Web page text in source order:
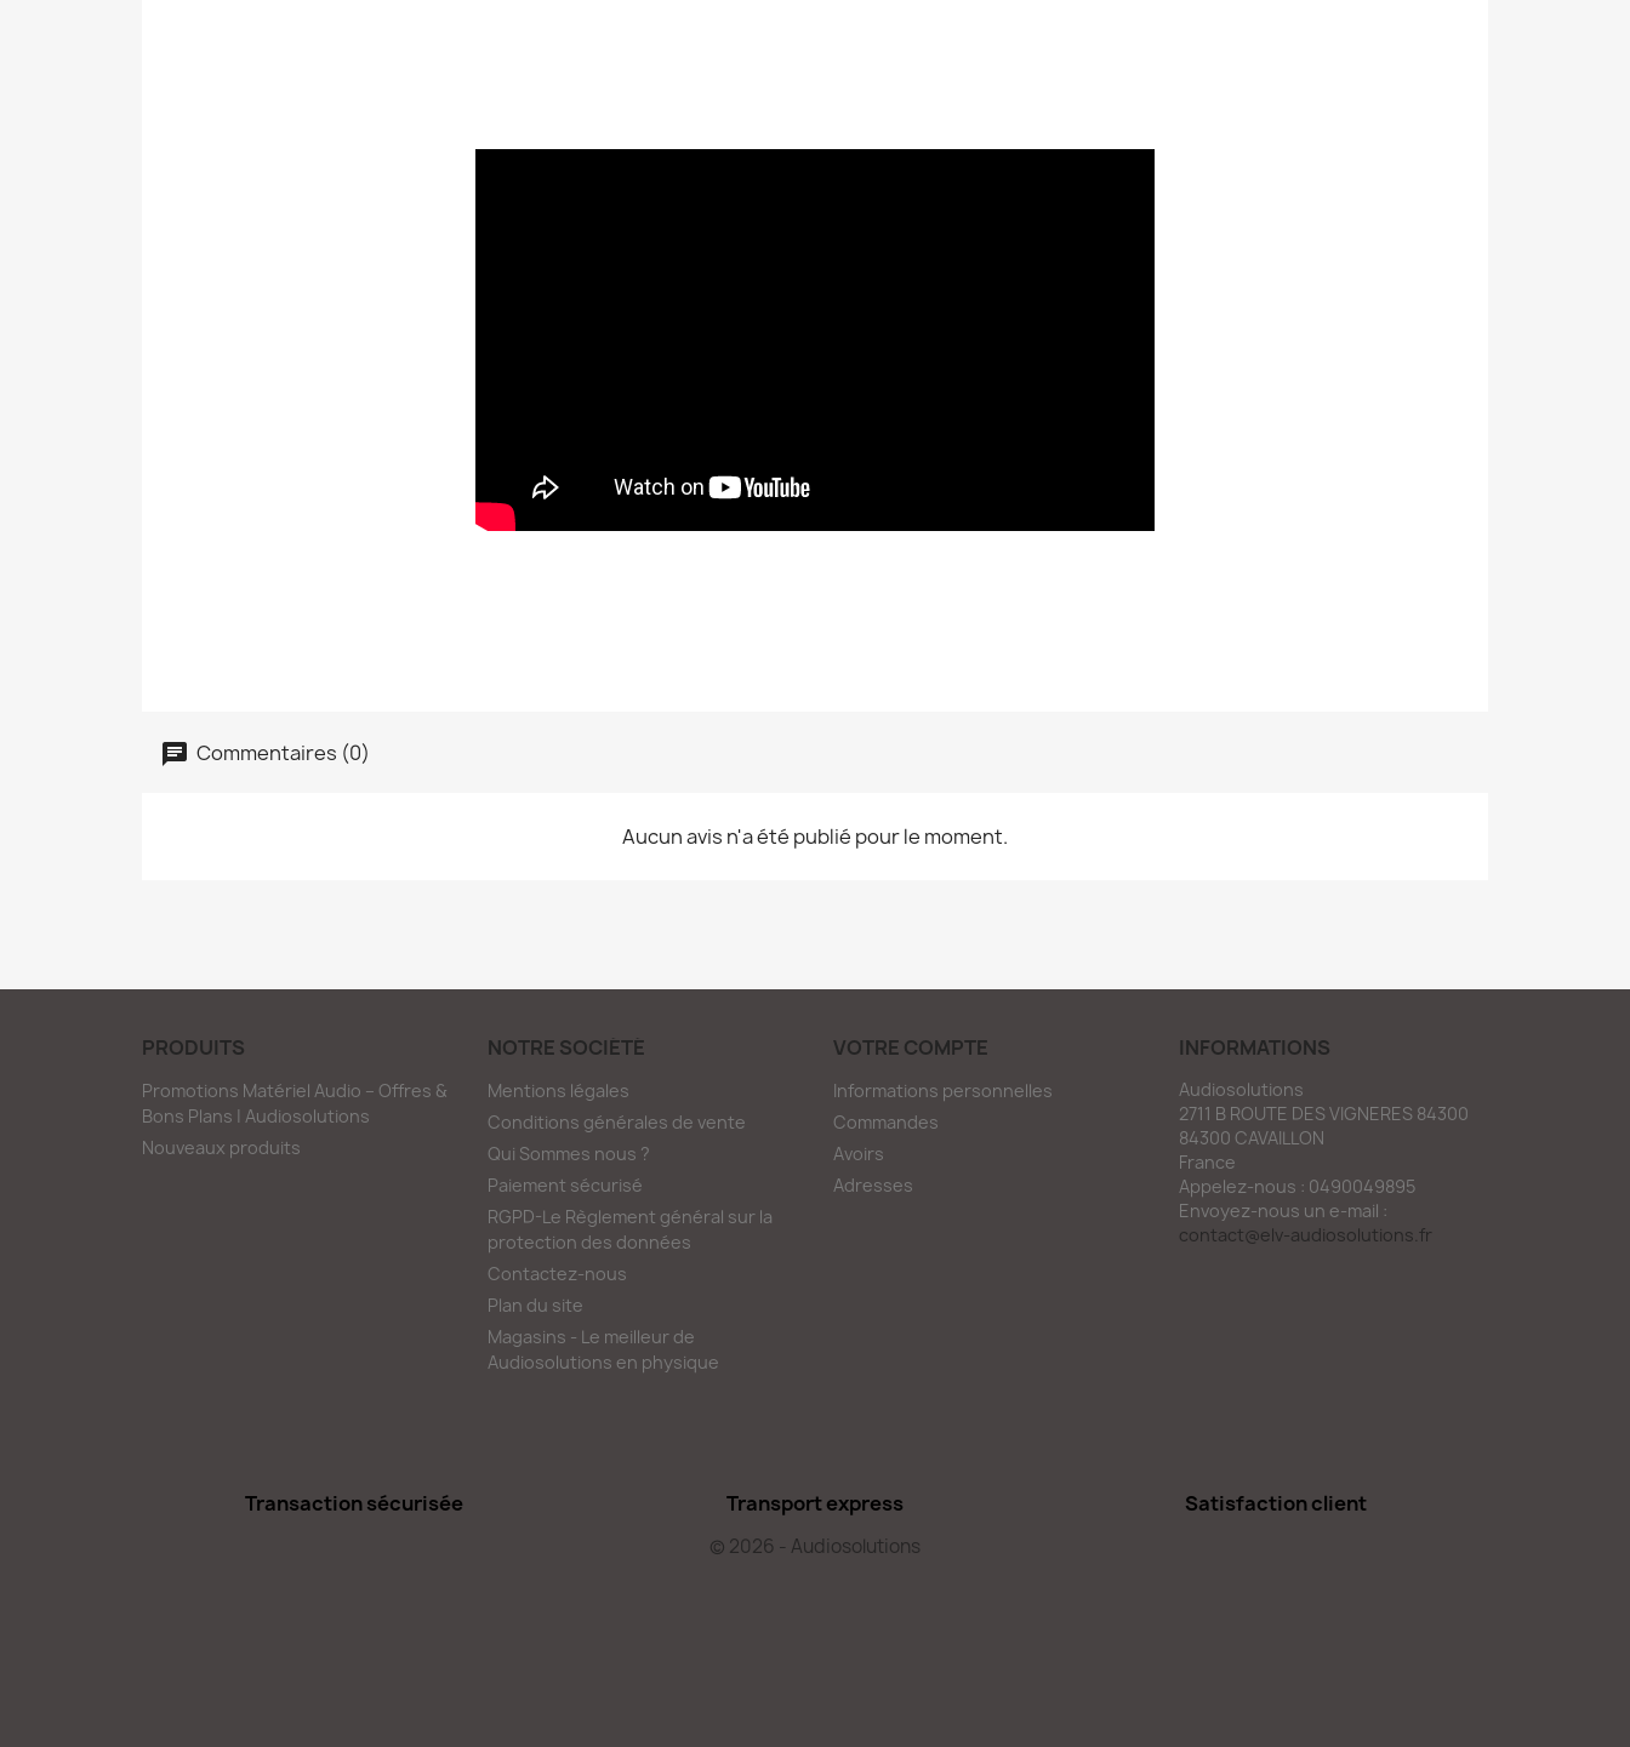
Commentaires (0)
Aucun avis n'a été publié pour le moment.
PRODUITS
Promotions Matériel Audio – Offres &
Bons Plans | Audiosolutions
Nouveaux produits
NOTRE SOCIÉTÉ
Mentions légales
Conditions générales de vente
Qui Sommes nous ?
Paiement sécurisé
RGPD-Le Règlement général sur la
protection des données
Contactez-nous
Plan du site
Magasins - Le meilleur de
Audiosolutions en physique
VOTRE COMPTE
Informations personnelles
Commandes
Avoirs
Adresses
INFORMATIONS
Audiosolutions
2711 B ROUTE DES VIGNERES 84300
84300 CAVAILLON
France
Appelez-nous : 0490049895
Envoyez-nous un e-mail :
contact@elv-audiosolutions.fr
Transaction sécurisée Transport express Satisfaction client
© 2026 - Audiosolutions